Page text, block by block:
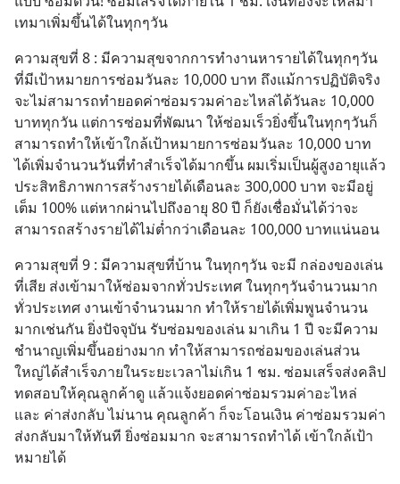
เทมาเพิ่มขึ้นได้ในทุกๆวัน
ความสุขที่ 8 : มีความสุขจากการทำงานหารายได้ในทุกๆวัน
ที่มีเป้าหมายการซ่อมวันละ 10,000 บาท ถึงแม้การปฏิบัติจริง
จะไม่สามารถทำยอดค่าซ่อมรวมค่าอะไหล่ได้วันละ 10,000
บาททุกวัน แต่การซ่อมที่พัฒนา ให้ซ่อมเร็วยิ่งขึ้นในทุกๆวันก็
สามารถทำให้เข้าใกล้เป้าหมายการซ่อมวันละ 10,000 บาท
ได้เพิ่มจำนวนวันที่ทำสำเร็จได้มากขึ้น ผมเริ่มเป็นผู้สูงอายุแล้ว
ประสิทธิภาพการสร้างรายได้เดือนละ 300,000 บาท จะมีอยู่
เต็ม 100% แต่หากผ่านไปถึงอายุ 80 ปี ก็ยังเชื่อมั่นได้ว่าจะ
สามารถสร้างรายได้ไม่ต่ำกว่าเดือนละ 100,000 บาทแน่นอน
ความสุขที่ 9 : มีความสุขที่บ้าน ในทุกๆวัน จะมี กล่องของเล่น
ที่เสีย ส่งเข้ามาให้ซ่อมจากทั่วประเทศ ในทุกๆวันจำนวนมาก
ทั่วประเทศ งานเข้าจำนวนมาก ทำให้รายได้เพิ่มพูนจำนวน
มากเช่นกัน ยิ่งปัจจุบัน รับซ่อมของเล่น มาเกิน 1 ปี จะมีความ
ชำนาญเพิ่มขึ้นอย่างมาก ทำให้สามารถซ่อมของเล่นส่วน
ใหญ่ได้สำเร็จภายในระยะเวลาไม่เกิน 1 ชม. ซ่อมเสร็จส่งคลิป
ทดสอบให้คุณลูกค้าดู แล้วแจ้งยอดค่าซ่อมรวมค่าอะไหล่
และ ค่าส่งกลับ ไม่นาน คุณลูกค้า ก็จะโอนเงิน ค่าซ่อมรวมค่า
ส่งกลับมาให้ทันที ยิ่งซ่อมมาก จะสามารถทำได้ เข้าใกล้เป้า
หมายได้